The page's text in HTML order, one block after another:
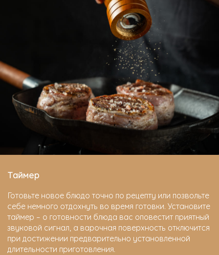
Таймер
Готовьте новое блюдо точно по рецепту или позвольте
себе немного отдохнуть во время готовки. Установите
таймер – о готовности блюда вас оповестит приятный
звуковой сигнал, а варочная поверхность отключится
при достижении предварительно установленной
длительности приготовления.